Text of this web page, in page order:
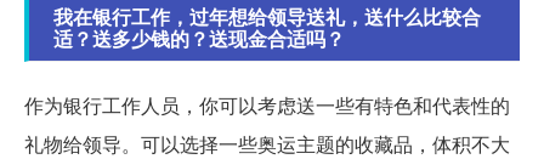
我在银行工作，过年想给领导送礼，送什么比较合
适？送多少钱的？送现金合适吗？
作为银行工作人员，你可以考虑送一些有特色和代表性的
礼物给领导。可以选择一些奥运主题的收藏品，体积不大